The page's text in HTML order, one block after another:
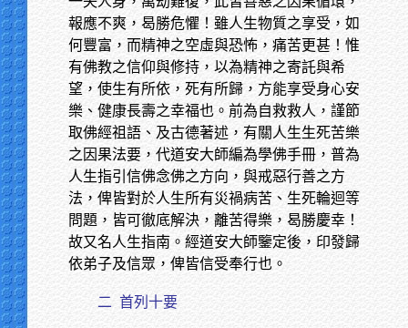
報應不爽，曷勝危懼！雖人生物質之享受，如
何豐富，而精神之空虛與恐怖，痛苦更甚！惟
有佛教之信仰與修持，以為精神之寄託與希
望，使生有所依，死有所歸，方能享受身心安
樂、健康長壽之幸福也。前為自救救人，謹節
取佛經祖語、及古德著述，有關人生生死苦樂
之因果法要，代道安大師編為學佛手冊，普為
人生指引信佛念佛之方向，與戒惡行善之方
法，俾皆對於人生所有災禍病苦、生死輪迴等
問題，皆可徹底解決，離苦得樂，曷勝慶幸！
故又名人生指南。經道安大師鑒定後，印發歸
依弟子及信眾，俾皆信受奉行也。
二 首列十要